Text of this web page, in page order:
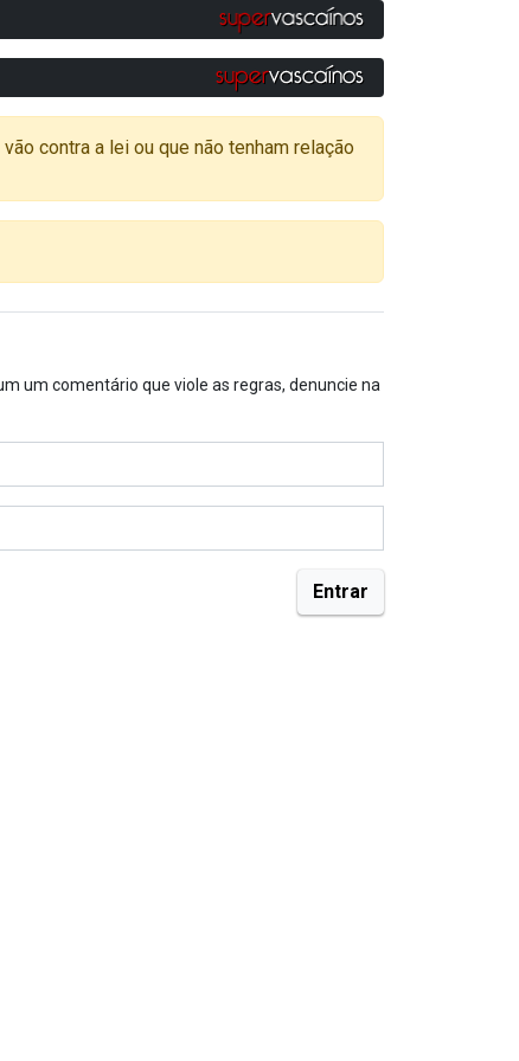
contra a lei ou que não tenham relação
um comentário que viole as regras, denuncie na